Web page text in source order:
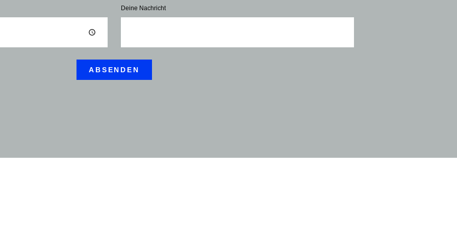
Deine Nachricht
ABSENDEN